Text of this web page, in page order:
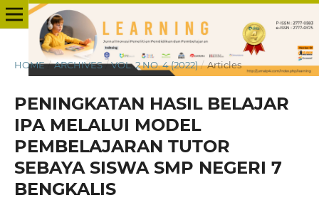
HOME / ARCHIVES / VOL. 2 NO. 4 (2022) / Articles
PENINGKATAN HASIL BELAJAR
IPA MELALUI MODEL
PEMBELAJARAN TUTOR
SEBAYA SISWA SMP NEGERI 7
BENGKALIS